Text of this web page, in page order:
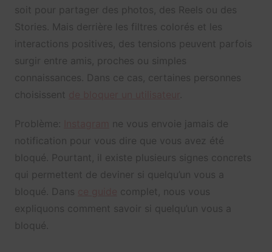
soit pour partager des photos, des Reels ou des
Stories. Mais derrière les filtres colorés et les
interactions positives, des tensions peuvent parfois
surgir entre amis, proches ou simples
connaissances. Dans ce cas, certaines personnes
choisissent
Problème:
ne vous envoie jamais de
notification pour vous dire que vous avez été
bloqué. Pourtant, il existe plusieurs signes concrets
qui permettent de deviner si quelqu’un vous a
bloqué. Dans
complet, nous vous
expliquons comment savoir si quelqu’un vous a
bloqué.